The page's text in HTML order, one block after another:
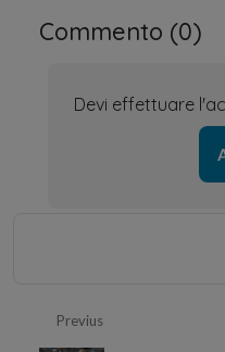
Commento (0)
Devi effettuare
Previus